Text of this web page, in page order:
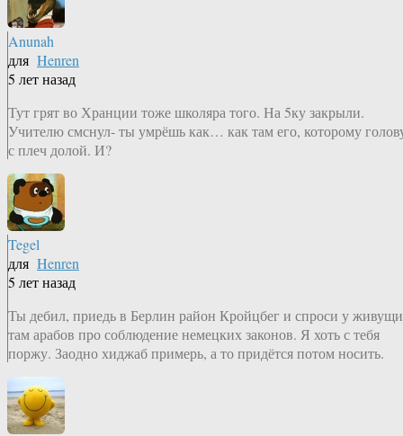
Anunah
для Henren
5 лет назад
Тут грят во Хранции тоже школяра того. На 5ку закрыли.
Учителю смснул- ты умрёшь как… как там его, которому
с плеч долой. И?
Tegel
для Henren
5 лет назад
Ты дебил, приедь в Берлин район Кройцбег и спроси у
там арабов про соблюдение немецких законов. Я хоть с тебя
поржу. Заодно хиджаб примерь, а то придётся потом носить.